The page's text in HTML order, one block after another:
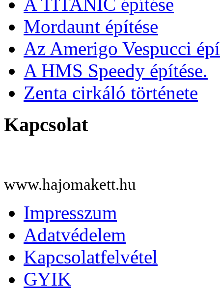
A TITANIC építése
Mordaunt építése
Az Amerigo Vespucci
A HMS Speedy építése.
Zenta cirkáló története
Kapcsolat
www.hajomakett.hu
Impresszum
Adatvédelem
Kapcsolatfelvétel
GYIK